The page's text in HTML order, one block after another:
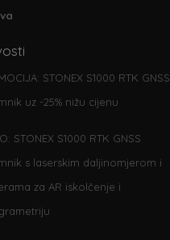
STONEX S1000 RTK GNSS
uz -25% nižu cijenu
STONEX S1000 RTK GNSS
s laserskim daljinomjerom i
za AR iskolčenje i